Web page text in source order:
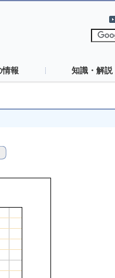
情報 知識・解説